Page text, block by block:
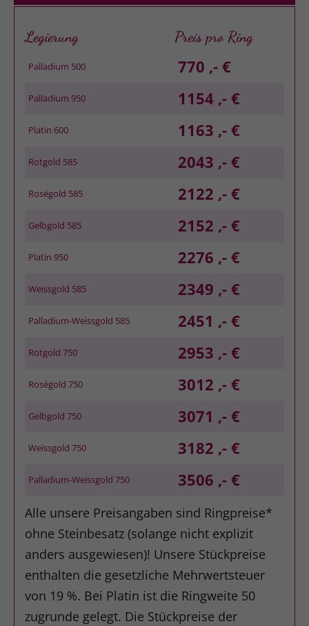
Legierung Preis pro Ring
Palladium 500 770 ,- €
Palladium 950 1154 ,- €
Platin 600 1163 ,- €
Rotgold 585 2043 ,- €
Roségold 585 2122 ,- €
Gelbgold 585 2152 ,- €
Platin 950 2276 ,- €
Weissgold 585 2349 ,- €
Palladium-Weissgold 585 2451 ,- €
Rotgold 750 2953 ,- €
Roségold 750 3012 ,- €
Gelbgold 750 3071 ,- €
Weissgold 750 3182 ,- €
Palladium-Weissgold 750 3506 ,- €
Alle unsere Preisangaben sind Ringpreise*
ohne Steinbesatz (solange nicht explizit
anders ausgewiesen)! Unsere Stückpreise
enthalten die gesetzliche Mehrwertsteuer
von 19 %. Bei Platin ist die Ringweite 50
zugrunde gelegt. Die Stückpreise der